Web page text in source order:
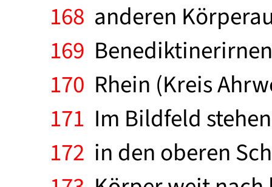
168 anderen
169
170 Rhein (Kreis
171 Im Bildfeld
172 in den oberen